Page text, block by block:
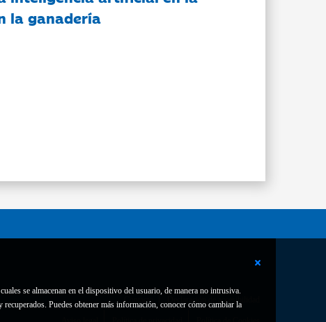
se almacenan en el dispositivo del usuario, de manera no intrusiva.
Puedes obtener más información, conocer cómo cambiar la
la ganadería
Contacto Declaración de accesibilidad